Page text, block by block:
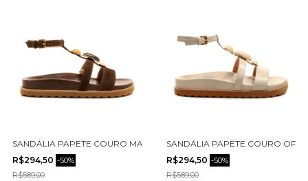
SANDÁLIA PAPETE COURO MARROM CECCONELLO 2753002-1
R$294,50 -50%
R$589,00
SANDÁLIA PAPETE COURO OFF
R$294,50 -50%
R$589,00